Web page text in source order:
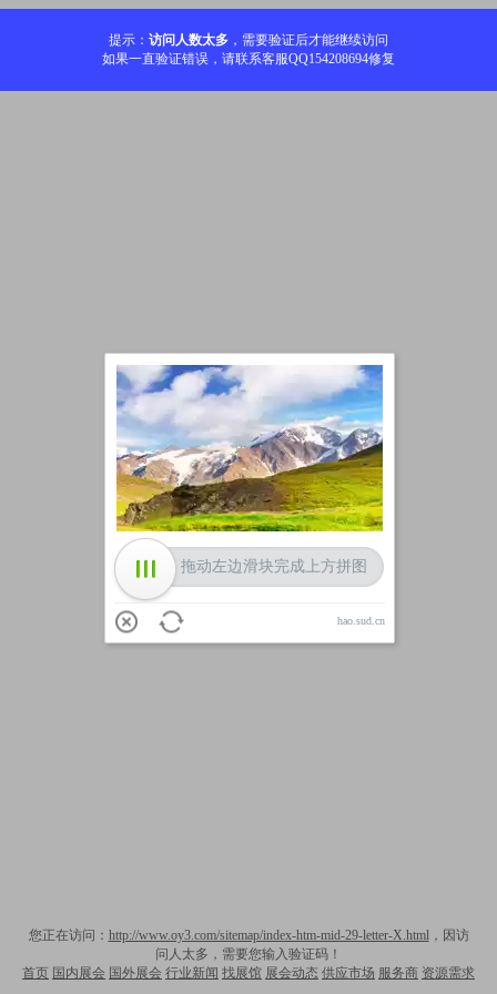
提示： 访问人数太多 ，需要验证后才能继续访问
如果一直验证错误，请联系客服QQ154208694修复
您正在访问： http://www.oy3.com/sitemap/index-htm-mid-29-letter-X.html，因访
问人太多，需要您输入验证码！
首页 国内展会 国外展会 行业新闻 找展馆 展会动态 供应市场 服务商 资源需求
加载中
拖动左边滑块完成上方拼图
hao.sud.cn